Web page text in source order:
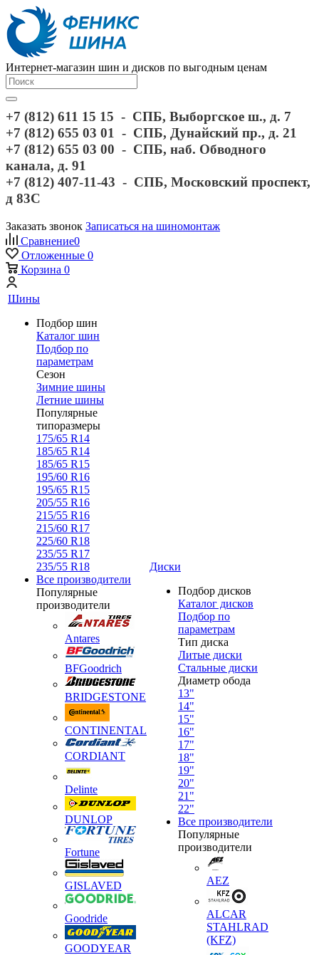
Интернет-магазин шин и дисков по выгодным ценам
+7 (812) 611 15 15 - СПБ, Выборгское ш., д. 7
+7 (812) 655 03 01 - СПБ, Дунайский пр., д. 21
+7 (812) 655 03 00 - СПБ, наб. Обводного
канала, д. 91
+7 (812) 407-11-43 - СПБ, Московский проспект,
д 83С
Заказать звонок Записаться на шиномонтаж
Сравнение0
Отложенные 0
Корзина 0
Шины
Подбор шин
Каталог шин
Подбор по
параметрам
Сезон
Зимние шины
Летние шины
Популярные
типоразмеры
175/65 R14
185/65 R14
185/65 R15
195/60 R16
195/65 R15
205/55 R16
215/55 R16
215/60 R17
225/60 R18
235/55 R17
235/55 R18
Все производители
Популярные
производители
Antares
BFGoodrich
BRIDGESTONE
CONTINENTAL
CORDIANT
Delinte
DUNLOP
Fortune
GISLAVED
Goodride
GOODYEAR
Диски
Подбор дисков
Каталог дисков
Подбор по
параметрам
Тип диска
Литые диски
Стальные диски
Диаметр обода
13"
14"
15"
16"
17"
18"
19"
20"
21"
22"
Все производители
Популярные
производители
AEZ
ALCAR
STAHLRAD
(KFZ)